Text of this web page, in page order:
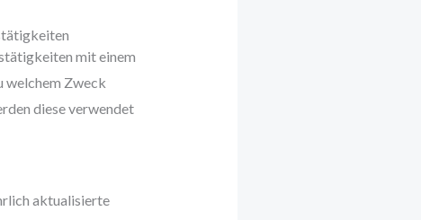
mit einem
welchem Zweck
diese verwendet
aktualisierte